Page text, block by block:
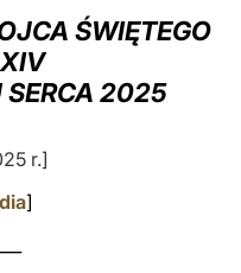
العربيّة
LATINE
ŚWIĘTEGO
2025
r.]
]